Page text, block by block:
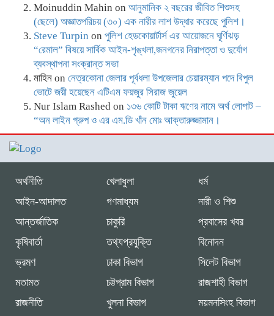
Moinuddin Mahin on আনুমানিক ২ বছরের জীবিত শিশুসহ
(ছেলে) অজ্ঞাতপরিচয় (৩০) এক নারীর লাশ উদ্ধার করেছে পুলিশ।
Steve Turpin on পুলিশ হেডকোয়ার্টার্স এর আয়োজনে ঘূর্ণিঝড়
“রেমাল” বিষয়ে সার্বিক আইন-শৃঙ্খলা,জনগনের নিরাপত্তা ও দুর্যোগ
ব্যবস্থাপনা সংক্রান্ত সভা
মাহিন on নেত্রকোনা জেলার পূর্বধলা উপজেলার চেয়ারম্যান পদে বিপুল
ভোটে জয়ী হয়েছেন এটিএম ফয়জুর সিরাজ জুয়েল
Nur Islam Rashed on ১৩৬ কোটি টাকা ঋণের নামে অর্থ লোপাট –
“অন লাইন গ্রুপ ও এর এম.ডি খাঁন মোঃ আক্তারুজ্জামান।
অর্থনীতি
আইন-আদালত
আন্তর্জাতিক
কৃষিবার্তা
খেলাধুলা
গণমাধ্যম
চাকুরি
তথ্যপ্রযুক্তি
ধর্ম
নারী ও শিশু
প্রবাসের খবর
বিনোদন
ভ্রমণ
মতামত
রাজনীতি
ঢাকা বিভাগ
চট্টগ্রাম বিভাগ
খুলনা বিভাগ
সিলেট বিভাগ
রাজশাহী বিভাগ
ময়মনসিংহ বিভাগ